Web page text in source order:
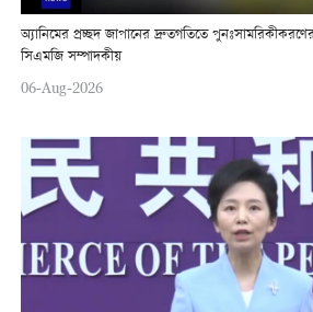
অ্যানিমের প্রচ্ছদ জাপানের দ্রুতগতিতে
সিএমজি সম্পাদকীয়
06-Aug-2026